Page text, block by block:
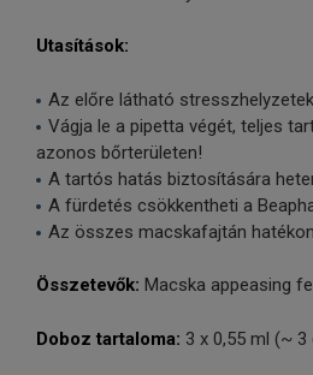
Utasítások:
Az előre látható
Vágja le a pipetta végét, teljes
azonos bőrterületen!
A tartós hatás biztosítására
A fürdetés csökkentheti a
Az összes macskafajtán
Összetevők: Macska appeasing
Doboz tartaloma: 3 x 0,55 ml (~ 3